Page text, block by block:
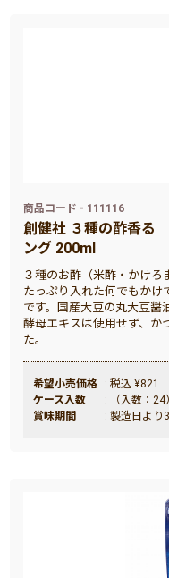
商品コード - 111116
創健社 ３種の酢香る
ング 200ml
３種のお酢（米酢・かけろ
たっぷり入れた何でもかけ
です。国産大豆の丸大豆醤
酵母エキスは使用せず、か
た。
希望小売価格
: 税込 ¥821
ケース入数
: （入数：24
賞味期間
: 製造日より